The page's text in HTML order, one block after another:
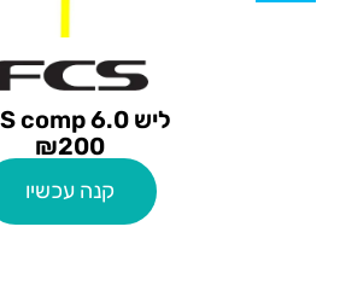
ליש FCS comp 6.0
₪200
קנה עכשיו